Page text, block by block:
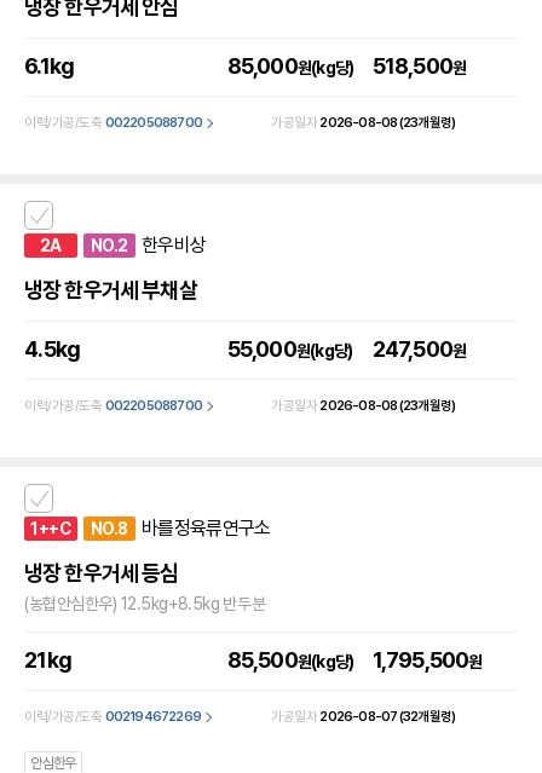
냉장 한우거세 안심
이력/가공/도축 002205088700 가공일자 2026-08-08(23개월령)
6.1kg 85,000원(kg당) 518,500원
2A NO.2 한우비상
냉장 한우거세 부채살
이력/가공/도축 002205088700 가공일자 2026-08-08(23개월령)
4.5kg 55,000원(kg당) 247,500원
1++C NO.8 바를정육류연구소
냉장 한우거세 등심
(농협안심한우) 12.5kg+8.5kg 반두분
이력/가공/도축 002194672269 가공일자 2026-08-07(32개월령)
21kg 85,500원(kg당) 1,795,500원
안심한우